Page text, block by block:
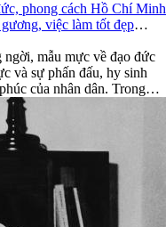
phong cách Hồ Chí Minh
việc làm tốt đẹp
mẫu mực về đạo đức
và sự phấn đấu, hy sinh
của nhân dân. Trong
mỗi ...